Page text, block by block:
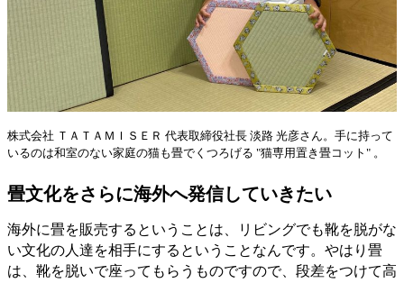
株式会社 ＴＡＴＡＭＩＳＥＲ 代表取締役社長 淡路 光彦さん。手に持って
いるのは和室のない家庭の猫も畳でくつろげる "猫専用置き畳コット" 。
畳文化をさらに海外へ発信していきたい
海外に畳を販売するということは、リビングでも靴を脱がな
い文化の人達を相手にするということなんです。やはり畳
は、靴を脱いで座ってもらうものですので、段差をつけて高